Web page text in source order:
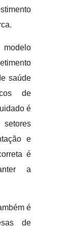
modelo
saúde
de
é
e
é
a
é
de